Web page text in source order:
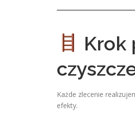
Krok
Każde zlecenie
efekty.